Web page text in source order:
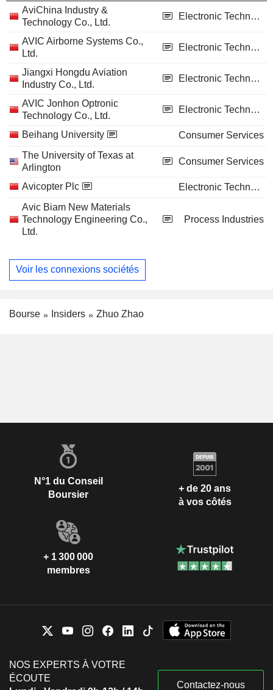
AviChina Industry &
Technology Co., Ltd.
Electronic Technology
AVIC Airborne Systems Co.,
Ltd.
Electronic Technology
Jiangxi Hongdu Aviation
Industry Co., Ltd.
Electronic Technology
AVIC Jonhon Optronic
Technology Co., Ltd.
Electronic Technology
Beihang University
Consumer Services
The University of Texas at
Arlington
Consumer Services
Avicopter Plc
Electronic Technology
Avic Biam New Materials
Technology Engineering Co.,
Ltd.
Process Industries
Voir les connexions sociétés
Bourse Insiders Zhuo Zhao
N°1 du Conseil
Boursier
+ de 20 ans
à vos côtés
+ 1 300 000
membres
NOS EXPERTS À VOTRE
ÉCOUTE
Contactez-nous